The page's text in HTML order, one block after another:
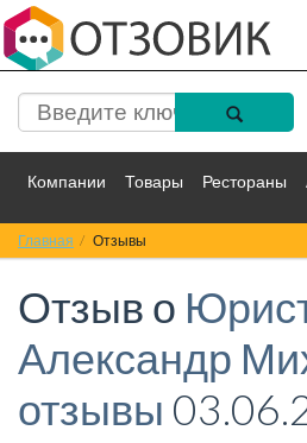
Компании Товары Рестораны
Спорт Фильмы
Красота Здоровье Остальное
Главная Отзывы
Отзыв о
Александр
отзывы